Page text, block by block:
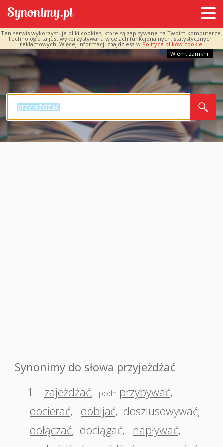
Ten serwis wykorzystuje pliki cookies, które są zapisywane na Twoim komputerze.
Technologia ta jest wykorzystywana w celach funkcjonalnych, statystycznych i
reklamowych. Więcej informacji znajdziesz w Polityce plików cookie.
Wiem, zamknij
Synonimy do słowa przyjeżdżać
1.
zajeżdżać, podn przybywać,
docierać, dobijać, doszlusowywać,
dołączać, dociągać, napływać,